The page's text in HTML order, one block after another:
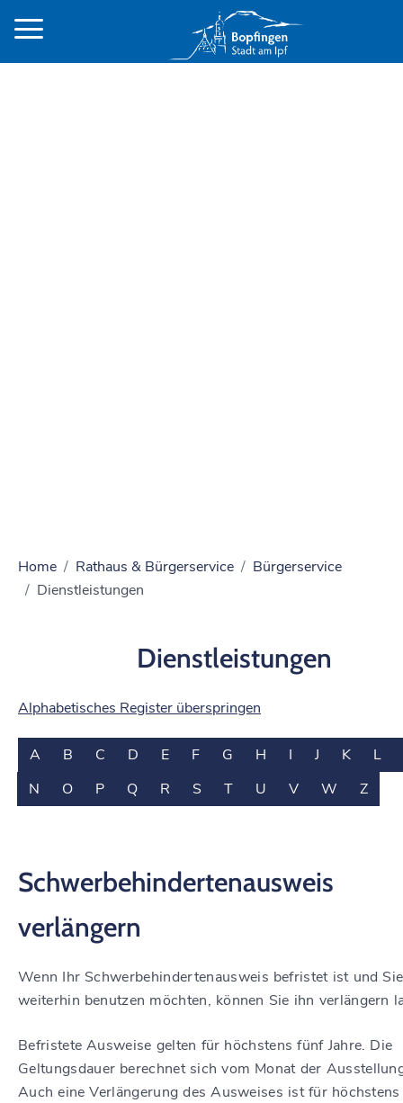
Home Rathaus & Bürgerservice
Bürgerservice
Dienstleistungen
Dienstleistungen
Alphabetisches Register überspringen
A B C D E F G H I J K
L
N
O P Q R S T U V W Z
Schwerbehindertenausweis
verlängern
Wenn Ihr Schwerbehindertenausweis befristet ist und
weiterhin benutzen möchten, können Sie ihn verlängern
Befristete Ausweise gelten für höchstens fünf Jahre. Die
Geltungsdauer berechnet sich vom Monat der
Auch eine Verlängerung des Ausweises ist für